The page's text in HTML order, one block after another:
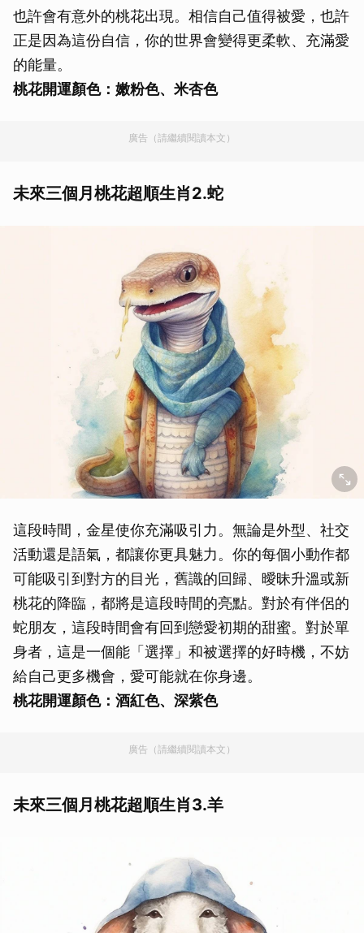
也許會有意外的桃花出現。相信自己值得被愛，也許
正是因為這份自信，你的世界會變得更柔軟、充滿愛
的能量。
桃花開運顏色：嫩粉色、米杏色
廣告（請繼續閱讀本文）
未來三個月桃花超順生肖2.蛇
這段時間，金星使你充滿吸引力。無論是外型、社交
活動還是語氣，都讓你更具魅力。你的每個小動作都
可能吸引到對方的目光，舊識的回歸、曖昧升溫或新
桃花的降臨，都將是這段時間的亮點。對於有伴侶的
蛇朋友，這段時間會有回到戀愛初期的甜蜜。對於單
身者，這是一個能「選擇」和被選擇的好時機，不妨
給自己更多機會，愛可能就在你身邊。
桃花開運顏色：酒紅色、深紫色
廣告（請繼續閱讀本文）
未來三個月桃花超順生肖3.羊